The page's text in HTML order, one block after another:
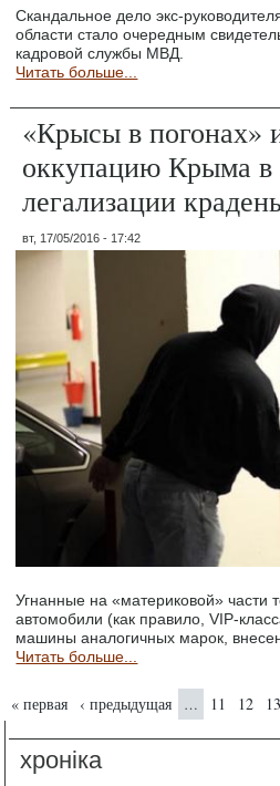
Скандальное дело экс-
области стало очередным
кадровой службы МВД.
Читать больше...
«Крысы в погонах»
оккупацию Крыма в
легализации
вт, 17/05/2016 - 17:42
Угнанные на «материковой» части
автомобили (как правило, VIP-
машины аналогичных марок,
Читать больше...
Страницы
« первая ‹ предыдущая … 11 12 13
хроніка